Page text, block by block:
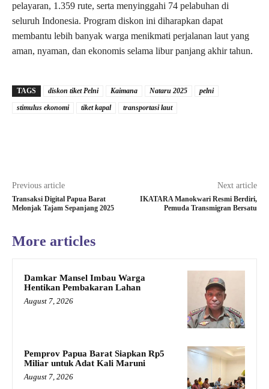
pelayaran, 1.359 rute, serta menyinggahi 74 pelabuhan di
seluruh Indonesia. Program diskon ini diharapkan dapat
membantu lebih banyak warga menikmati perjalanan laut yang
aman, nyaman, dan ekonomis selama libur panjang akhir tahun.
TAGS diskon tiket Pelni Kaimana Nataru 2025
pelni
stimulus ekonomi
tiket kapal transportasi laut
Previous article
Transaksi Digital Papua Barat
Melonjak Tajam Sepanjang 2025
Next article
IKATARA Manokwari Resmi Berdiri,
Pemuda Transmigran Bersatu
More articles
Damkar Mansel Imbau Warga
Hentikan Pembakaran Lahan
August 7, 2026
Pemprov Papua Barat Siapkan Rp5
Miliar untuk Adat Kali Maruni
August 7, 2026